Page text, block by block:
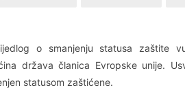
o smanjenju statusa zaštite
država članica Evropske unije.
statusom zaštićene.